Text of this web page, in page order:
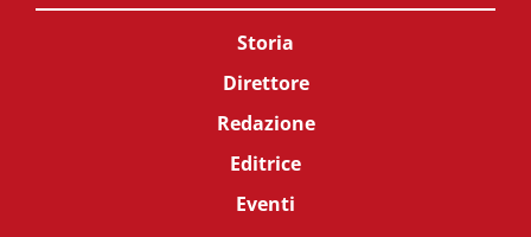
Storia
Direttore
Redazione
Editrice
Eventi